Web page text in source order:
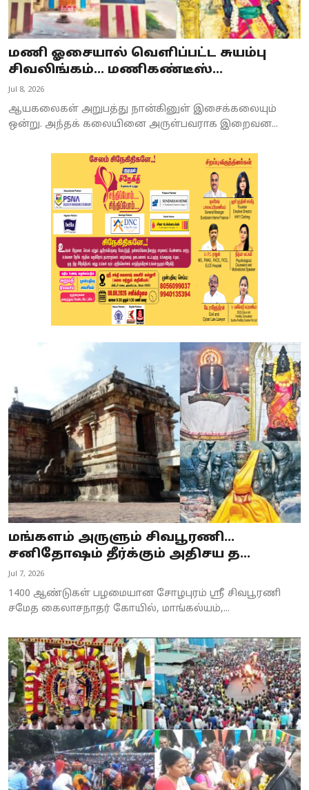
மணி ஓசையால் வெளிப்பட்ட சுயம்பு
சிவலிங்கம்... மணிகண்டீஸ்...
Jul 8, 2026
ஆயகலைகள் அறுபத்து நான்கினுள் இசைக்கலையும்
ஒன்று. அந்தக் கலையினை அருள்பவராக இறைவன...
மங்களம் அருளும் சிவபூரணி...
சனிதோஷம் தீர்க்கும் அதிசய த...
Jul 7, 2026
1400 ஆண்டுகள் பழமையான சோழபுரம் ஸ்ரீ சிவபூரணி
சமேத கைலாசநாதர் கோயில், மாங்கல்யம்,...